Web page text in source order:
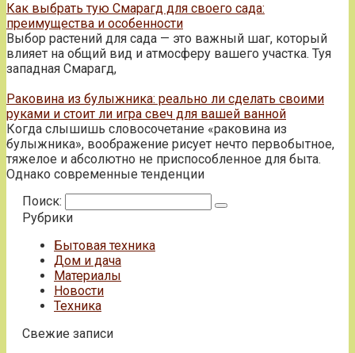
Как выбрать тую Смарагд для своего сада:
преимущества и особенности
Выбор растений для сада — это важный шаг, который
влияет на общий вид и атмосферу вашего участка. Туя
западная Смарагд,
Раковина из булыжника: реально ли сделать своими
руками и стоит ли игра свеч для вашей ванной
Когда слышишь словосочетание «раковина из
булыжника», воображение рисует нечто первобытное,
тяжелое и абсолютно не приспособленное для быта.
Однако современные тенденции
Поиск:
Рубрики
Бытовая техника
Дом и дача
Материалы
Новости
Техника
Свежие записи